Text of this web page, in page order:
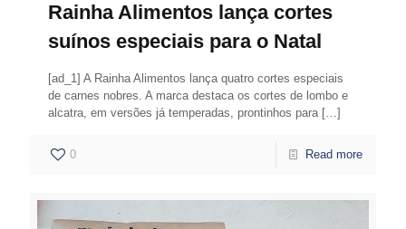
Rainha Alimentos lança cortes
suínos especiais para o Natal
[ad_1] A Rainha Alimentos lança quatro cortes especiais
de carnes nobres. A marca destaca os cortes de lombo e
alcatra, em versões já temperadas, prontinhos para[…]
0 Read more